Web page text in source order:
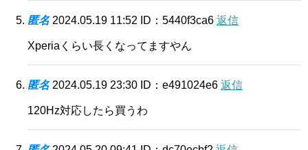
匿名 2024.05.19 11:52 ID：5440f3ca6 返信
Xperiaくらい長くなってますやん
匿名 2024.05.19 23:30 ID：e491024e6 返信
120Hz対応したら買うわ